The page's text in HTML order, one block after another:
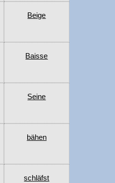
Beige
Baisse
Seine
bähen
schläfst